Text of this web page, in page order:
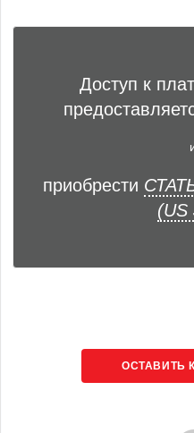
Доступ к
приобрести
(US
ОСТАВИТЬ